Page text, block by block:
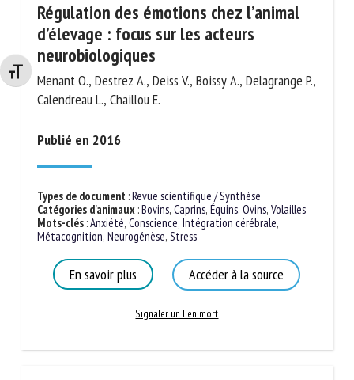
Changer la taille de la police
Régulation des émotions chez l’animal
d’élevage : focus sur les acteurs
neurobiologiques
Menant O., Destrez A., Deiss V., Boissy A., Delagrange P.,
Calendreau L., Chaillou E.
Publié en 2016
Types de document :Revue scientifique / Synthèse
Catégories d'animaux:Bovins, Caprins, Équins, Ovins, Volailles
Mots-clés:Anxiété, Conscience, Intégration cérébrale,
Métacognition, Neurogénèse, Stress
En savoir plus Accéder à la source
Signaler un lien mort